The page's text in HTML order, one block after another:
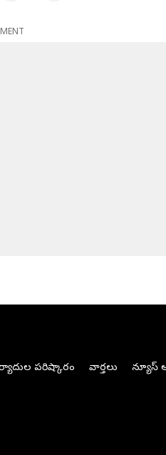
పరిష్కారం వార్తలు న్యూస్